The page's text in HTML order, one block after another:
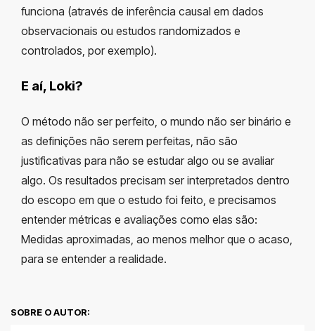
funciona (através de inferência causal em dados
observacionais ou estudos randomizados e
controlados, por exemplo).
E aí, Loki?
O método não ser perfeito, o mundo não ser binário e
as definições não serem perfeitas, não são
justificativas para não se estudar algo ou se avaliar
algo. Os resultados precisam ser interpretados dentro
do escopo em que o estudo foi feito, e precisamos
entender métricas e avaliações como elas são:
Medidas aproximadas, ao menos melhor que o acaso,
para se entender a realidade.
SOBRE O AUTOR: